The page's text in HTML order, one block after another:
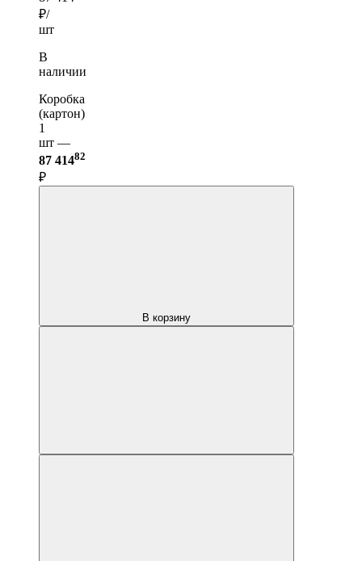
₽/
шт
В
наличии
Коробка
(картон)
1
шт —
87 41482
₽
В корзину